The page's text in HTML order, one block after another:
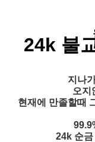
24k 불
지나
오지
현재에 만졸할때
24k 순금